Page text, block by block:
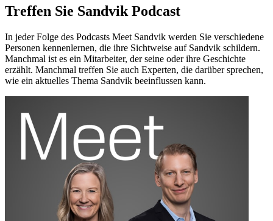
Treffen Sie Sandvik Podcast
In jeder Folge des Podcasts Meet Sandvik werden Sie verschiedene
Personen kennenlernen, die ihre Sichtweise auf Sandvik schildern.
Manchmal ist es ein Mitarbeiter, der seine oder ihre Geschichte
erzählt. Manchmal treffen Sie auch Experten, die darüber sprechen,
wie ein aktuelles Thema Sandvik beeinflussen kann.